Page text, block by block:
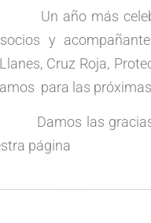
y
Cruz Roja,
para las
al socio que
página